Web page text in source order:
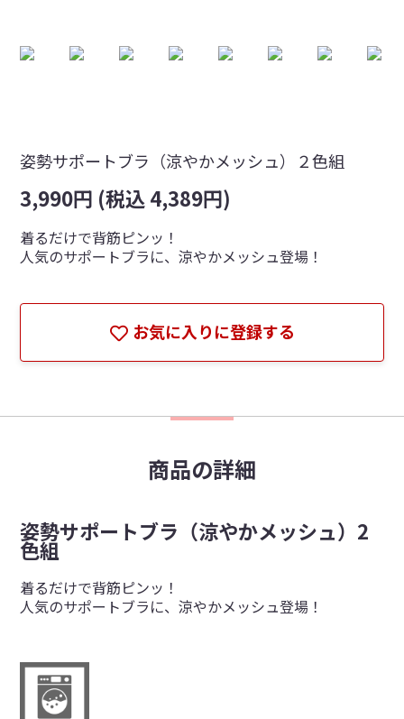
姿勢サポートブラ（涼やかメッシュ）２色組
3,990円 (税込 4,389円)
着るだけで背筋ピンッ！
人気のサポートブラに、涼やかメッシュ登場！
お気に入りに登録する
商品の詳細
姿勢サポートブラ（涼やかメッシュ）2
色組
着るだけで背筋ピンッ！
人気のサポートブラに、涼やかメッシュ登場！